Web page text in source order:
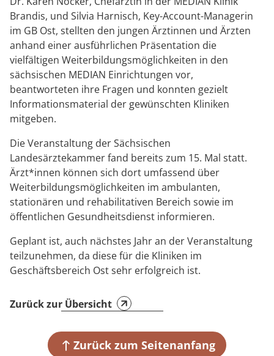
Kinder-und Jugendreha
Gastroenterologie
Stoffwechselerkrankungen
Geriatrie
HTS & Cochlea
Long Covid
Onkologie
Pneumologie
Rheumatologie
Prävention
Nachsorge
Energiepolitik
Publikationsdatenbank
Kosten & Kostenträger
Zuzahlung & Befreiung
Reha FAQ
Reha Checkliste
Über MEDIAN
Kooperationen
Presse
Blog
Brandis, und Silvia Harnisch, Key-Account-Managerin
im GB Ost, stellten den jungen Ärztinnen und Ärzten
anhand einer ausführlichen Präsentation die
vielfältigen Weiterbildungsmöglichkeiten in den
sächsischen MEDIAN Einrichtungen vor,
beantworteten ihre Fragen und konnten gezielt
Informationsmaterial der gewünschten Kliniken
mitgeben.
Die Veranstaltung der Sächsischen
Landesärztekammer fand bereits zum 15. Mal statt.
Ärzt*innen können sich dort umfassend über
Weiterbildungsmöglichkeiten im ambulanten,
stationären und rehabilitativen Bereich sowie im
öffentlichen Gesundheitsdienst informieren.
Geplant ist, auch nächstes Jahr an der Veranstaltung
teilzunehmen, da diese für die Kliniken im
Geschäftsbereich Ost sehr erfolgreich ist.
Zurück zur Übersicht
Zurück zum Seitenanfang